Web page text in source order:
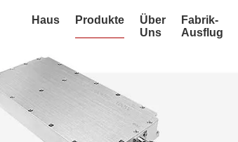
Haus Produkte
Über
Uns
Fabrik-
Ausflug